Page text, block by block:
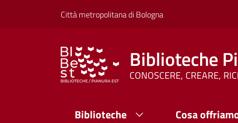
Vai al contenuto
Vai alla navigazioneCittà metropolitana di Bologna
Biblioteche
CONOSCERE, CREARE,
Biblioteche Cosa